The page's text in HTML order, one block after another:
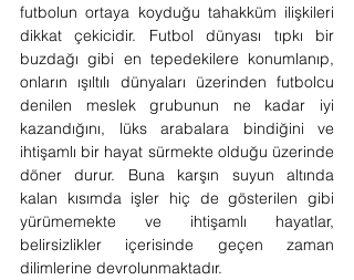
futbolun ortaya koyduğu tahakküm ilişkileri
dikkat çekicidir. Futbol dünyası tıpkı bir
buzdağı gibi en tepedekilere konumlanıp,
onların ışıltılı dünyaları üzerinden futbolcu
denilen meslek grubunun ne kadar iyi
kazandığını, lüks arabalara bindiğini ve
ihtişamlı bir hayat sürmekte olduğu üzerinde
döner durur. Buna karşın suyun altında
kalan kısımda işler hiç de gösterilen gibi
yürümemekte ve ihtişamlı hayatlar,
belirsizlikler içerisinde geçen zaman
dilimlerine devrolunmaktadır.